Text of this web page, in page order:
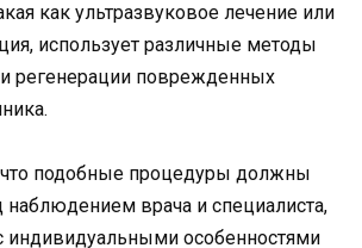
как ультразвуковое лечение или
использует различные методы
регенерации поврежденных
подобные процедуры должны
наблюдением врача и специалиста,
индивидуальными особенностями